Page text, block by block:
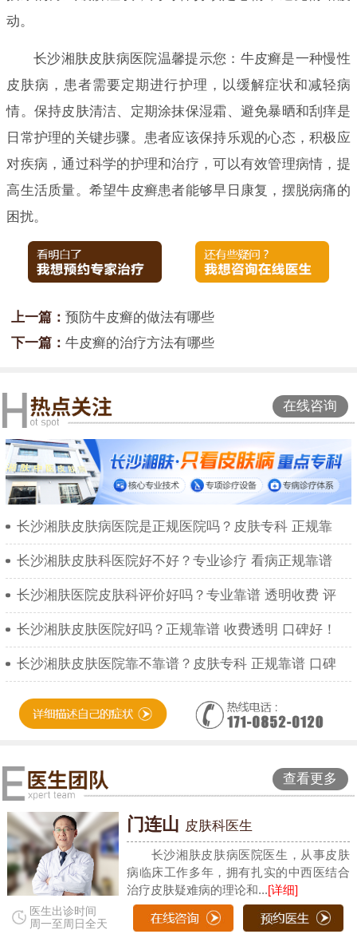
动。
长沙湘肤皮肤病医院温馨提示您：牛皮癣是一种慢性
皮肤病，患者需要定期进行护理，以缓解症状和减轻病
情。保持皮肤清洁、定期涂抹保湿霜、避免暴晒和刮痒是
日常护理的关键步骤。患者应该保持乐观的心态，积极应
对疾病，通过科学的护理和治疗，可以有效管理病情，提
高生活质量。希望牛皮癣患者能够早日康复，摆脱病痛的
困扰。
上一篇： 预防牛皮癣的做法有哪些
下一篇： 牛皮癣的治疗方法有哪些
在线咨询
长沙湘肤皮肤病医院是正规医院吗？皮肤专科 正规靠
长沙湘肤皮肤科医院好不好？专业诊疗 看病正规靠谱
长沙湘肤医院皮肤科评价好吗？专业靠谱 透明收费 评
长沙湘肤皮肤医院好吗？正规靠谱 收费透明 口碑好！
长沙湘肤皮肤医院靠不靠谱？皮肤专科 正规靠谱 口碑
查看更多
医生出诊时间
周一至周日全天
门连山 皮肤科医生
长沙湘肤皮肤病医院医生，从事皮肤
病临床工作多年，拥有扎实的中西医结合
治疗皮肤疑难病的理论和...[详细]